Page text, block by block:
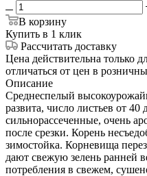
В корзину
Купить в 1 клик
Рассчитать доставку
Цена действительна только
отличаться от цен в
Описание
Среднеспелый
развита, число листьев от
сильнорассеченные, очень
после срезки. Корень
зимостойка. Корневища
дают свежую зелень ранней
потребления в свежем,